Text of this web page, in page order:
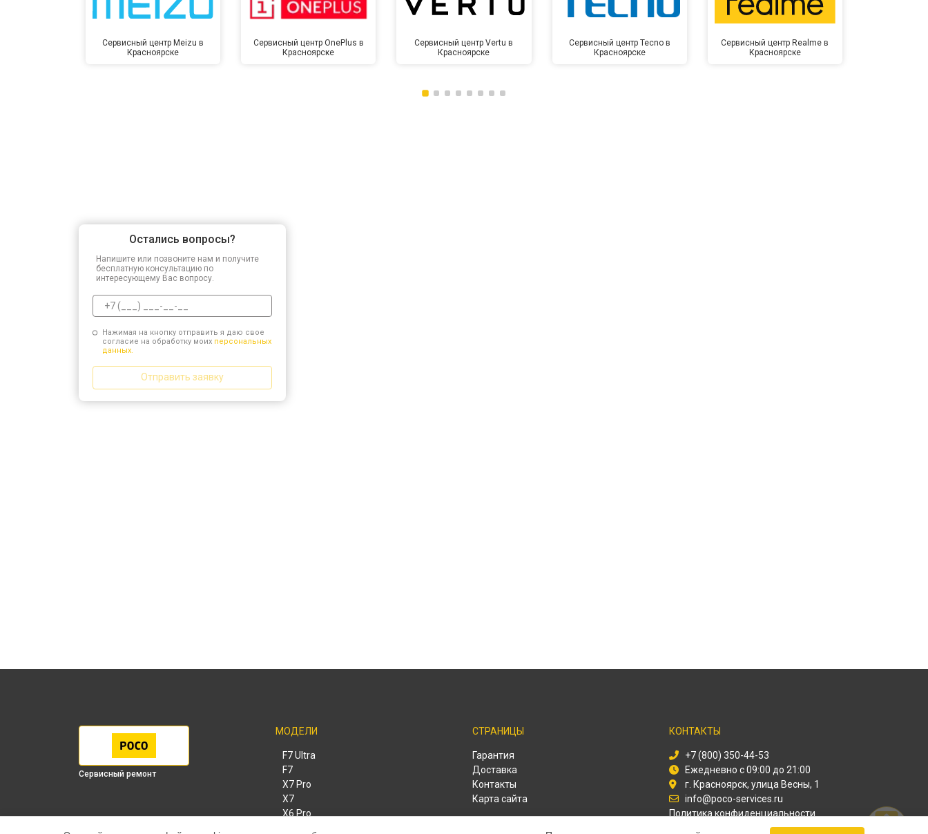
Сервисный центр Meizu в
Красноярске
Сервисный центр OnePlus в
Красноярске
Сервисный центр Vertu в
Красноярске
Сервисный центр Tecno в
Красноярске
Сервисный центр Realme в
Красноярске
Остались вопросы?
Напишите или позвоните нам и получите
бесплатную консультацию по
интересующему Вас вопросу.
Нажимая на кнопку отправить я даю свое
согласие на обработку моих персональных
данных.
Отправить заявку
Сервисный ремонт
МОДЕЛИ
F7 Ultra
F7
X7 Pro
X7
X6 Pro
СТРАНИЦЫ
Гарантия
Доставка
Контакты
Карта сайта
КОНТАКТЫ
+7 (800) 350-44-53
Ежедневно с 09:00 до 21:00
г. Красноярск, улица Весны, 1
info@poco-services.ru
Политика конфиденциальности